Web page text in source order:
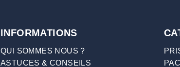
INFORMATIONS
QUI SOMMES NOUS ?
ASTUCES & CONSEILS